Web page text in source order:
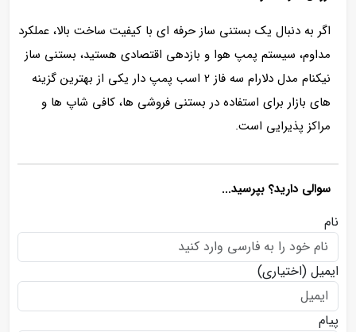
اگر به دنبال یک بستنی ساز حرفه‌ ای با کیفیت ساخت بالا، عملکرد
مداوم، سیستم پمپ هوا و بازدهی اقتصادی هستید، بستنی ساز
نیکنام مدل دلارام سه فاز 2 اسب پمپ دار یکی از بهترین گزینه‌
های بازار برای استفاده در بستنی‌ فروشی‌ ها، کافی‌ شاپ‌ ها و
مراکز پذیرایی است.
سوالی دارید؟ بپرسید...
نام
ایمیل (اختیاری)
پیام